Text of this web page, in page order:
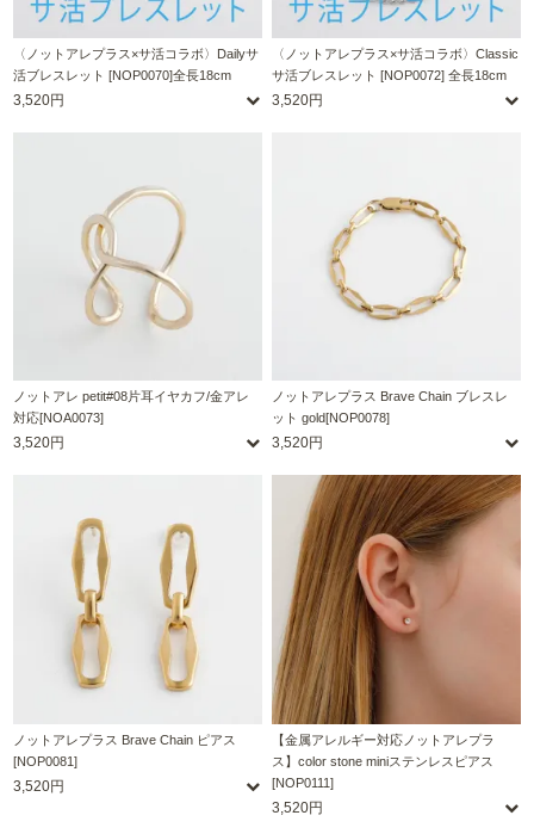
〈ノットアレプラス×サ活コラボ〉Dailyサ
活ブレスレット [NOP0070]全長18cm
3,520円
〈ノットアレプラス×サ活コラボ〉Classic
サ活ブレスレット [NOP0072] 全長18cm
3,520円
ノットアレ petit#08片耳イヤカフ/金アレ
対応[NOA0073]
3,520円
ノットアレプラス Brave Chain ブレスレ
ット gold[NOP0078]
3,520円
ノットアレプラス Brave Chain ピアス
[NOP0081]
3,520円
【金属アレルギー対応ノットアレプラ
ス】color stone miniステンレスピアス
[NOP0111]
3,520円